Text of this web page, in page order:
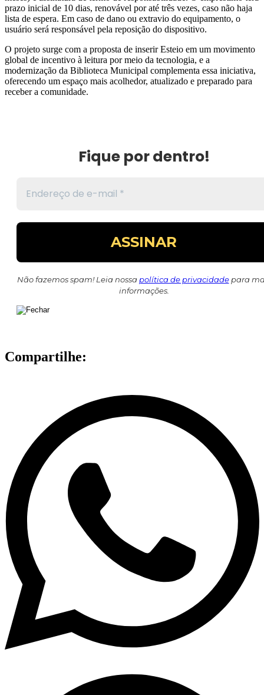
prazo inicial de 10 dias, renovável por até três vezes, caso não haja
lista de espera. Em caso de dano ou extravio do equipamento, o
usuário será responsável pela reposição do dispositivo.
O projeto surge com a proposta de inserir Esteio em um movimento
global de incentivo à leitura por meio da tecnologia, e a
modernização da Biblioteca Municipal complementa essa iniciativa,
oferecendo um espaço mais acolhedor, atualizado e preparado para
receber a comunidade.
Fique por dentro!
Não fazemos spam! Leia nossa política de privacidadepara
informações.
Compartilhe: